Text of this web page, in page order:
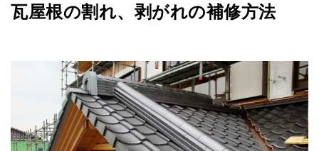
瓦屋根の割れ、剥がれの補修方法